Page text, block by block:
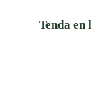
Tenda